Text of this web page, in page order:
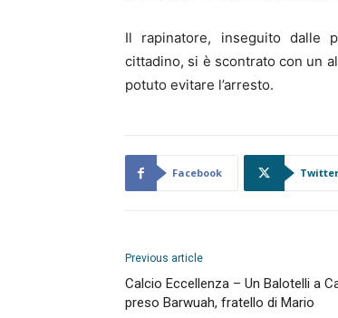
Il rapinatore, inseguito dalle
cittadino, si è scontrato con un
potuto evitare l’arresto.
Facebook Twitter
Previous article
Calcio Eccellenza – Un Balotelli a
preso Barwuah, fratello di Mario